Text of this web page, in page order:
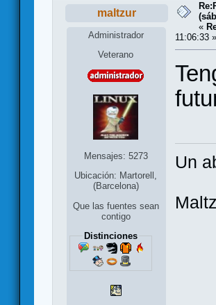
maltzur
Administrador
Veterano
Mensajes: 5273
Ubicación: Martorell,
(Barcelona)
Que las fuentes sean
contigo
Distinciones
«
11:06:33 »
Un